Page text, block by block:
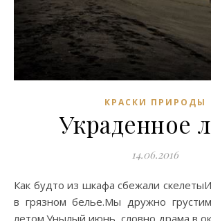
КРАСКИ ПРИРОДЫ
Украденное
14.06.2016
Как будто из шкафа сбежали скелетыИ вышли на улицу
в грязном белье.Мы дружно
летом.Унылый июнь, словно драма в